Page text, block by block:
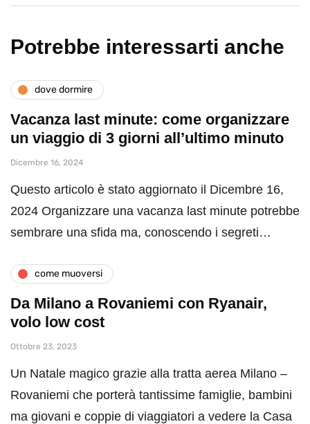
Potrebbe interessarti anche
dove dormire
Vacanza last minute: come organizzare
un viaggio di 3 giorni all’ultimo minuto
Dicembre 16, 2024
Questo articolo è stato aggiornato il Dicembre 16,
2024 Organizzare una vacanza last minute potrebbe
sembrare una sfida ma, conoscendo i segreti…
come muoversi
Da Milano a Rovaniemi con Ryanair,
volo low cost
Ottobre 23, 2023
Un Natale magico grazie alla tratta aerea Milano –
Rovaniemi che porterà tantissime famiglie, bambini
ma giovani e coppie di viaggiatori a vedere la Casa